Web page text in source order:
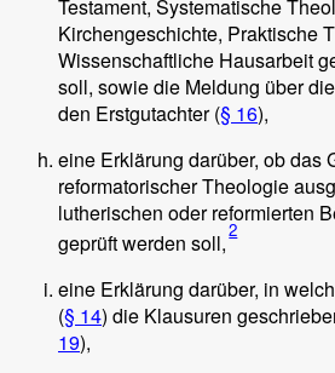
Testament, Systematische
Kirchengeschichte, Praktische
Wissenschaftliche Hausarbeit
soll, sowie die Meldung über
den Erstgutachter (§ 16),
eine Erklärung darüber, ob das
reformatorischer Theologie
lutherischen oder reformierten
geprüft werden soll,2
eine Erklärung darüber, in
(§ 14) die Klausuren
19),